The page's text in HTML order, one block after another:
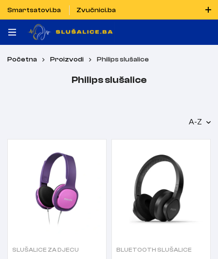
Smartsatovi.ba
Zvučnici.ba
Naručiti možete i porukom putem Vibera i WhatsAppa
Početna Proizvodi Philips slušalice
Philips slušalice
A-Z
SLUŠALICE ZA DJECU
BLUETOOTH SLUŠALICE